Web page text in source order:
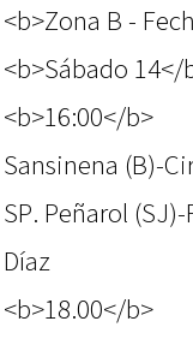
<b>Zona B -
<b>Sábado 14</
<b>16:00</b>
Sansinena (B)-
SP. Peñarol
Díaz
<b>18.00</b>